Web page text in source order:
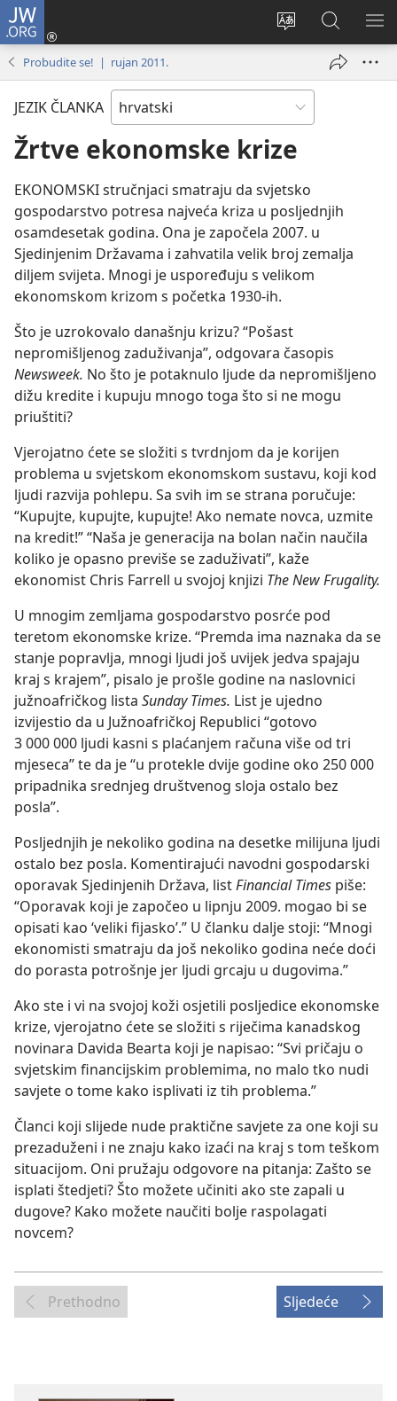
JW.ORG
Promijeni
Prijava
(otvara
prozor)
JW.ORG
|
Pretraga
Probudite se! | rujan 2011.
JEZIK ČLANKA
Žrtve ekonomske krize
EKONOMSKI stručnjaci smatraju da svjetsko
gospodarstvo potresa najveća kriza u posljednjih
osamdesetak godina. Ona je započela 2007. u
Sjedinjenim Državama i zahvatila velik broj zemalja
diljem svijeta. Mnogi je uspoređuju s velikom
ekonomskom krizom s početka 1930-ih.
Što je uzrokovalo današnju krizu? “Pošast
nepromišljenog zaduživanja”, odgovara časopis
Newsweek. No što je potaknulo ljude da nepromišljeno
dižu kredite i kupuju mnogo toga što si ne mogu
priuštiti?
Vjerojatno ćete se složiti s tvrdnjom da je korijen
problema u svjetskom ekonomskom sustavu, koji kod
ljudi razvija pohlepu. Sa svih im se strana poručuje:
“Kupujte, kupujte, kupujte! Ako nemate novca, uzmite
na kredit!” “Naša je generacija na bolan način naučila
koliko je opasno previše se zaduživati”, kaže
ekonomist Chris Farrell u svojoj knjizi The New Frugality.
U mnogim zemljama gospodarstvo posrće pod
teretom ekonomske krize. “Premda ima naznaka da se
stanje popravlja, mnogi ljudi još uvijek jedva spajaju
kraj s krajem”, pisalo je prošle godine na naslovnici
južnoafričkog lista Sunday Times. List je ujedno
izvijestio da u Južnoafričkoj Republici “gotovo
3 000 000 ljudi kasni s plaćanjem računa više od tri
mjeseca” te da je “u protekle dvije godine oko 250 000
pripadnika srednjeg društvenog sloja ostalo bez
posla”.
Posljednjih je nekoliko godina na desetke milijuna ljudi
ostalo bez posla. Komentirajući navodni gospodarski
oporavak Sjedinjenih Država, listFinancial Times piše:
“Oporavak koji je započeo u lipnju 2009. mogao bi se
opisati kao ‘veliki fijasko’.” U članku dalje stoji: “Mnogi
ekonomisti smatraju da još nekoliko godina neće doći
do porasta potrošnje jer ljudi grcaju u dugovima.”
Ako ste i vi na svojoj koži osjetili posljedice ekonomske
krize, vjerojatno ćete se složiti s riječima kanadskog
novinara Davida Bearta koji je napisao: “Svi pričaju o
svjetskim financijskim problemima, no malo tko nudi
savjete o tome kako isplivati iz tih problema.”
Članci koji slijede nude praktične savjete za one koji su
prezaduženi i ne znaju kako izaći na kraj s tom teškom
situacijom. Oni pružaju odgovore na pitanja: Zašto se
isplati štedjeti? Što možete učiniti ako ste zapali u
dugove? Kako možete naučiti bolje raspolagati
novcem?
Prethodno Sljedeće